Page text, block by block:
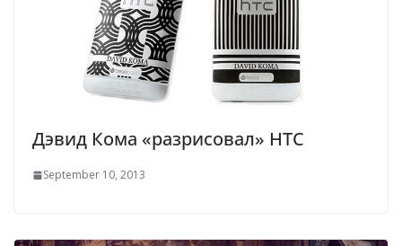
Дэвид Кома «разрисовал» HTC
September 10, 2013